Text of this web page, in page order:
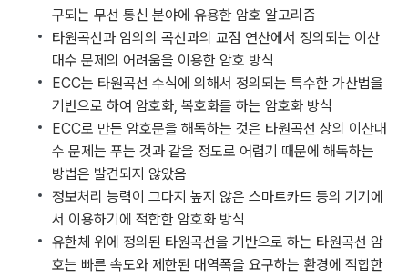
구되는 무선 통신 분야에 유용한 암호 알고리즘
타원곡선과 임의의 곡선과의 교점 연산에서 정의되는 이산
대수 문제의 어려움을 이용한 암호 방식
ECC는 타원곡선 수식에 의해서 정의되는 특수한 가산법을
기반으로 하여 암호화, 복호화를 하는 암호화 방식
ECC로 만든 암호문을 해독하는 것은 타원곡선 상의 이산대
수 문제는 푸는 것과 같을 정도로 어렵기 때문에 해독하는
방법은 발견되지 않았음
정보처리 능력이 그다지 높지 않은 스마트카드 등의 기기에
서 이용하기에 적합한 암호화 방식
유한체 위에 정의된 타원곡선을 기반으로 하는 타원곡선 암
호는 빠른 속도와 제한된 대역폭을 요구하는 환경에 적합한